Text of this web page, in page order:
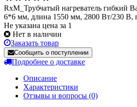
RxM_Трубчатый нагреватель гибкий
6*6 мм, длина 1550 мм, 2800 Вт/230 В,
Не указана цена за 1
Нет в наличии
Заказать товар
Сообщить о поступлении
Подробнее о доставке
Описание
Характеристики
Отзывы и вопросы (0)